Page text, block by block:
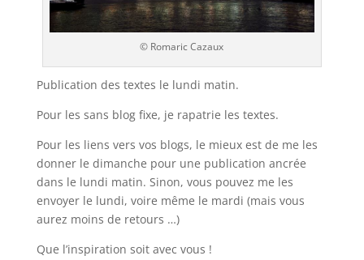
© Romaric Cazaux
Publication des textes le lundi matin.
Pour les sans blog fixe, je rapatrie les textes.
Pour les liens vers vos blogs, le mieux est de me les
donner le dimanche pour une publication ancrée
dans le lundi matin. Sinon, vous pouvez me les
envoyer le lundi, voire même le mardi (mais vous
aurez moins de retours …)
Que l’inspiration soit avec vous !